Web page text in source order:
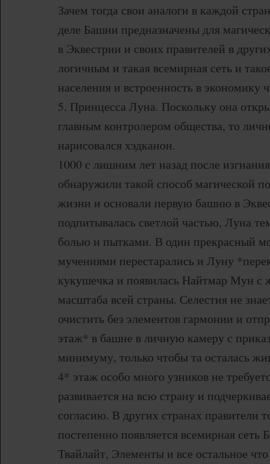
Зачем тогда свои аналоги в каждой
деле Башни предназначены для
в Эквестрии и своих правителей в
логичным и такая всемирная сеть и
населения и встроенность в экономику
5. Принцесса Луна. Поскольку она
главным контролером общества, то
нарисовался хэдканон.
1000 с лишним лет назад после
обнаружили такой способ магической
жизни и основали первую башню в
подпитывалась светлой частью, Луна
болью и пытками. В один прекрасный
мучениями перестарались и Луну
кукушечка и появилась Найтмар Мун с
масштаба всей страны. Селестия не
очистить без элементов гармонии и
этаж* в башне в личную камеру с
минимуму, только чтобы та осталась
4* этаж особо много узников не
развивается на всю страну и
согласию. В других странах правители
постепенно появляется всемирная
Твайлайт, Элементы и все остальное